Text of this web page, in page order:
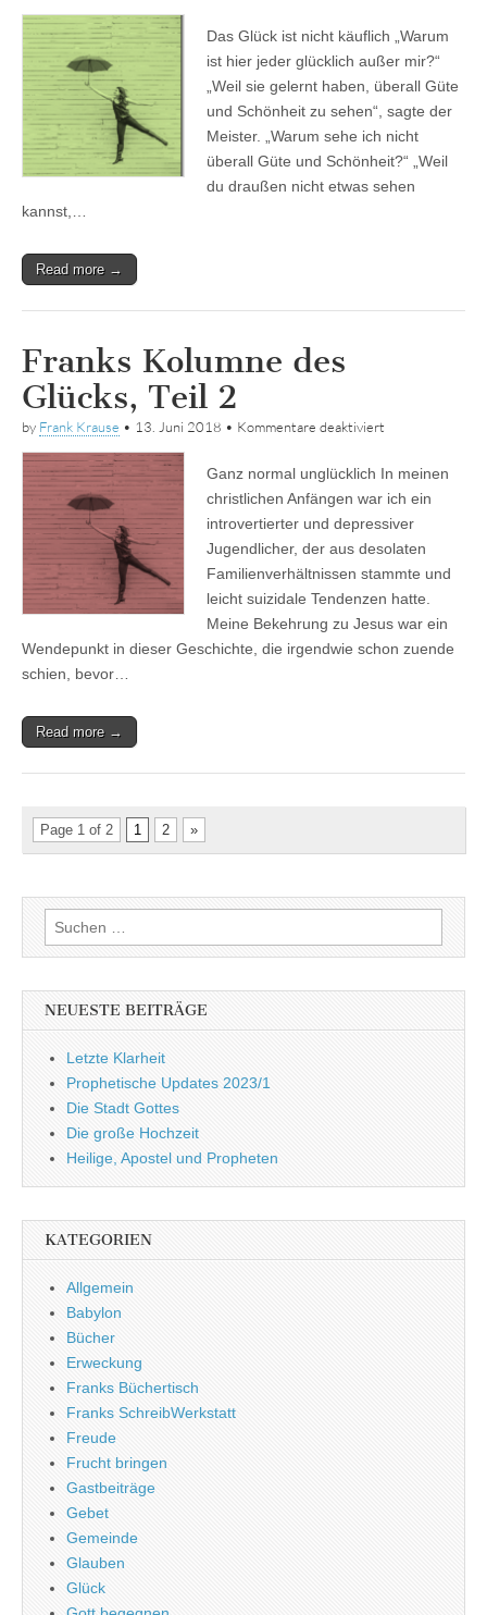
des
Glücks,
3
Das Glück ist nicht käuflich „Warum
ist hier jeder glücklich außer mir?“
„Weil sie gelernt haben, überall Güte
und Schönheit zu sehen“, sagte der
Meister. „Warum sehe ich nicht
überall Güte und Schönheit?“ „Weil
du draußen nicht etwas sehen
kannst,…
Read more →
Franks Kolumne des
Glücks, Teil 2
by Frank Krause • 13. Juni 2018 • Kommentare deaktiviert
des
Glücks,
2
Ganz normal unglücklich In meinen
christlichen Anfängen war ich ein
introvertierter und depressiver
Jugendlicher, der aus desolaten
Familienverhältnissen stammte und
leicht suizidale Tendenzen hatte.
Meine Bekehrung zu Jesus war ein
Wendepunkt in dieser Geschichte, die irgendwie schon zuende
schien, bevor…
Read more →
Page 1 of 2 1 2 »
Suchen
nach:
NEUESTE BEITRÄGE
Letzte Klarheit
Prophetische Updates 2023/1
Die Stadt Gottes
Die große Hochzeit
Heilige, Apostel und Propheten
KATEGORIEN
Allgemein
Babylon
Bücher
Erweckung
Franks Büchertisch
Franks SchreibWerkstatt
Freude
Frucht bringen
Gastbeiträge
Gebet
Gemeinde
Glauben
Glück